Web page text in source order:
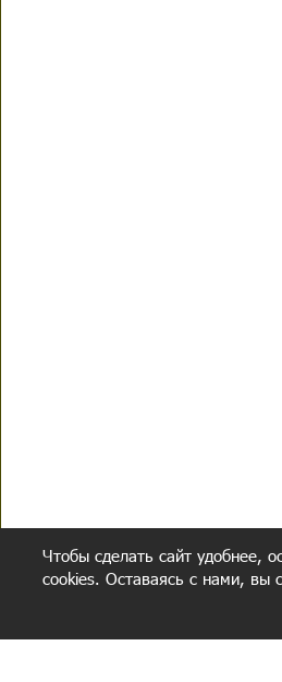
Чтобы сделать сайт удобнее,
cookies. Оставаясь с нами, вы